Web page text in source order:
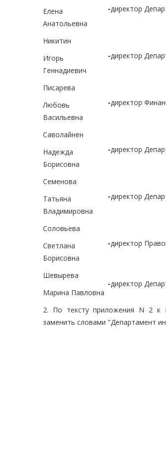
Елена
Анатольевна
-директор
Никитин
Игорь
Геннадиевич
-директор
Писарева
Любовь
Васильевна
-директор
Саволайнен
Надежда
Борисовна
-директор
Семенова
Татьяна
Владимировна
-директор
Соловьева
Светлана
Борисовна
-директор
Шевырева
Марина Павловна
-директор
2. По тексту приложения N 2 к
заменить словами "Департамент